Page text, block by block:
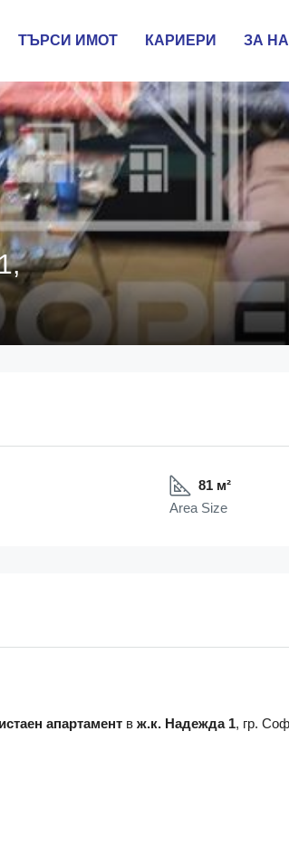
ТЪРСИ ИМОТ КАРИЕРИ ЗА
81 м²
Area Size
апартамент в ж.к. Надежда 1, гр.